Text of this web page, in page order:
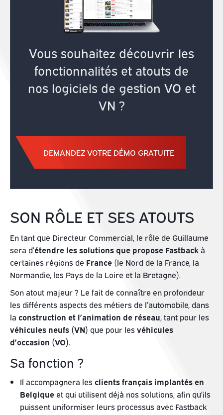
Vous souhaitez découvrir les
fonctionnalités et atouts de
nos logiciels de gestion VO et
VN ?
DEMANDEZ VOTRE DÉMO GRATUITE
SON RÔLE ET SES ATOUTS
En tant que Directeur Commercial, le rôle de Guillaume
sera d’étendre les solutions que propose Fastback à
certaines régions de France (le Nord de la France, la
Normandie, les Pays de la Loire et la Bretagne).
Son atout majeur ? Le fait de connaître en profondeur
les différents aspects des métiers de l’automobile, dans
la construction et l’animation de réseau, tant pour les
véhicules neufs (VN) que pour lesvéhicules
d’occasion (VO).
Sa fonction ?
Il accompagnera les clients français implantés en
Belgique et qui utilisent déjà nos solutions, afin qu’ils
puissent uniformiser leurs processus avec Fastback